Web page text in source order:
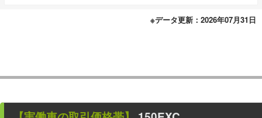
※データ更新：2026年07月31日